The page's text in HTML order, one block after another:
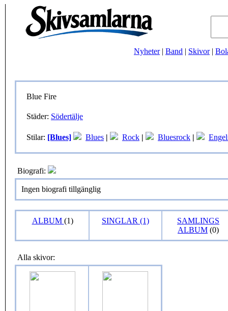
Nyheter| Band | Skivor|
Blue Fire
Städer: Södertälje
Stilar: [Blues] Blues | Rock | Bluesrock |
Biografi:
Ingen biografi tillgänglig
ALBUM (1) SINGLAR (1)
SAMLINGS
ALBUM (0)
Alla skivor: